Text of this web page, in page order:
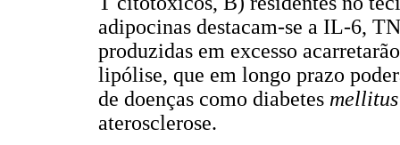
adipocinas destacam-se a IL-6,
produzidas em excesso
lipólise, que em longo prazo
de doenças como diabetes
aterosclerose.